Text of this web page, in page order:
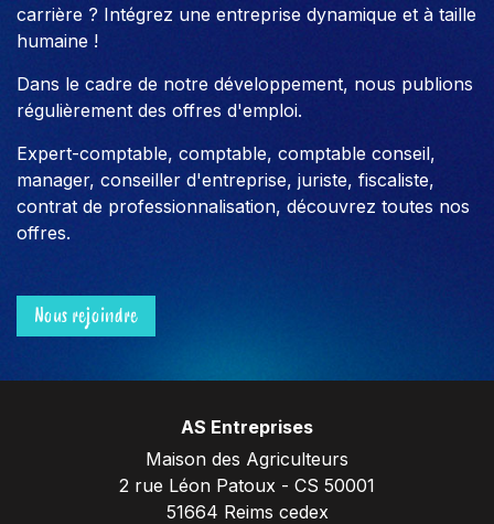
carrière ? Intégrez une entreprise dynamique et à taille
humaine !
Dans le cadre de notre développement, nous publions
régulièrement des offres d'emploi.
Expert-comptable, comptable, comptable conseil,
manager, conseiller d'entreprise, juriste, fiscaliste,
contrat de professionnalisation, découvrez toutes nos
offres.
Nous rejoindre
AS Entreprises
Maison des Agriculteurs
2 rue Léon Patoux - CS 50001
51664 Reims cedex